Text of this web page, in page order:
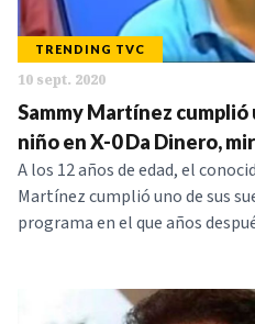
Categorias:
TRENDING TVC
10 sept. 2020
Sammy Martínez cumplió
niño en X-0 Da Dinero,
A los 12 años de edad, el
Martínez cumplió uno de sus
programa en el que años